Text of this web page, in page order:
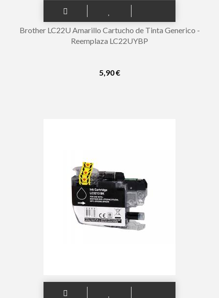
Brother LC22U Amarillo Cartucho de Tinta Generico -
Reemplaza LC22UYBP
5,90 €